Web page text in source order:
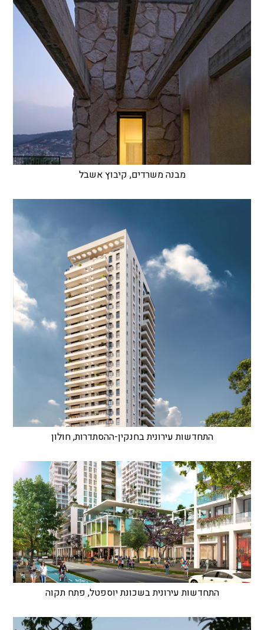
מבנה משרדים, קיבוץ אשבל
התחדשות עירונית בחנקין-ההסתדרות, חולון
התחדשות עירונית בשכונת יוספטל, פתח תקוה